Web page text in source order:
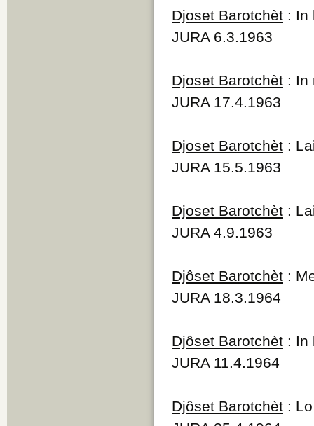
Djoset Barotchèt : In
JURA 6.3.1963
Djoset Barotchèt : In
JURA 17.4.1963
Djoset Barotchèt :
JURA 15.5.1963
Djoset Barotchèt :
JURA 4.9.1963
Djôset Barotchèt :
JURA 18.3.1964
Djôset Barotchèt : In
JURA 11.4.1964
Djôset Barotchèt :